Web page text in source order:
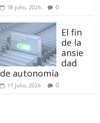
18 julio, 2026 0
El fin
de la
ansie
dad
de autonomía
11 julio, 2026 0